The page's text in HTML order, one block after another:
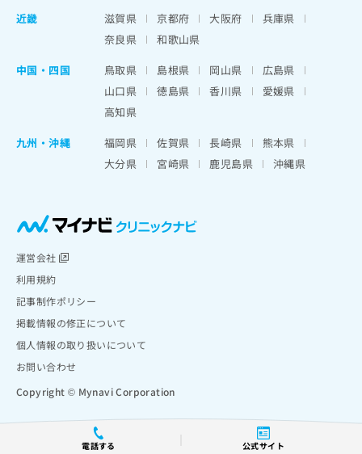
電話する 公式サイト
近畿
滋賀県 京都府 大阪府
兵庫県
奈良県
和歌山県
中国・四国
鳥取県 島根県 岡山県
広島県
山口県
徳島県 香川県
愛媛県
高知県
九州・沖縄
福岡県 佐賀県 長崎県
熊本県
大分県
宮崎県 鹿児島県 沖縄県
運営会社
利用規約
記事制作ポリシー
掲載情報の修正について
個人情報の取り扱いについて
お問い合わせ
Copyright © Mynavi Corporation